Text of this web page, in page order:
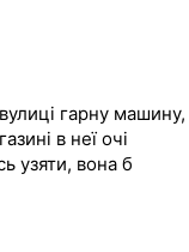
гарну машину,
в неї очі
узяти, вона б